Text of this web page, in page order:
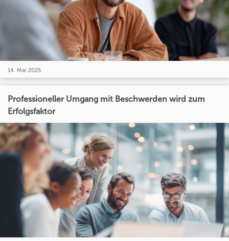
14. Mai 2025
Professioneller Umgang mit Beschwerden wird zum
Erfolgsfaktor